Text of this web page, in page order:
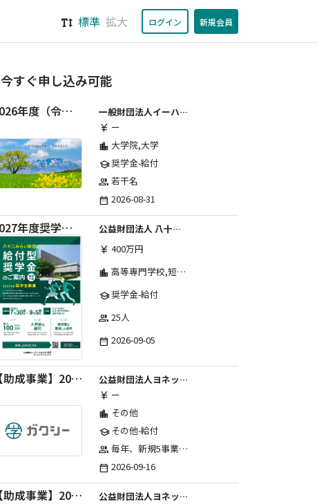
標準 拡大 ログイン 新規会員
今すぐ申し込み可能
2026年度（令和8年度）第２期 一般財団法人イーハトーブ育英会奨学生募集（給付型） 日本国内及び海外の大学・大学院に自宅外通学をする学生に生活費の一部(家賃半額相当)を給付【岩手県が本籍地の大学生または大学院生対象】
一般財団法人イーハトーブ育英会
currency_yen ー
location_city 大学院,大学
school奨学金-給付
group 若干名
date_range 2026-08-31
2027年度奨学生募集要項
公益財団法人 八十二みらい財団
currency_yen 400万円
location_city 高等専門学校,短期大学,専修学校,大学
school奨学金-給付
group 25人
date_range 2026-09-05
【助成事業】2027年度中学校部活動の地域展開推進に関する助成金
公益財団法人ヨネックススポーツ振興財団
currency_yen ー
location_city その他
schoolその他-給付
group 毎年、新規5事業前後への助成金交付を予定とし、初年度5事業、2年目合計10事業前後、3年目合計15事業前後、4年目以降は15事業前後にて実施する。 2025年度採択実績：5事業、2026年度採択実績：5事業
date_range 2026-09-16
【助成事業】2027年度（通年）国際交流普及事業に関する助成金
公益財団法人ヨネックススポーツ振興財団